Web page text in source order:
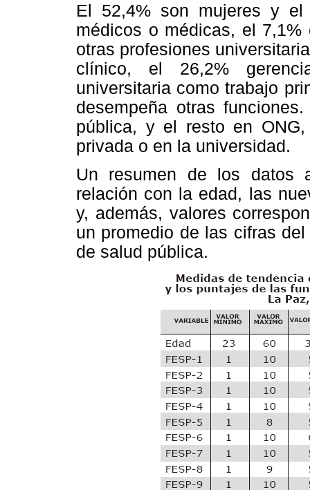
El 52,4% son mujeres y
médicos o médicas, el
otras profesiones
clínico, el 26,2%
universitaria como trabajo
desempeña otras
pública, y el resto en
privada o en la universidad.
Un resumen de los datos
relación con la edad, las
y, además, valores
un promedio de las cifras
de salud pública.